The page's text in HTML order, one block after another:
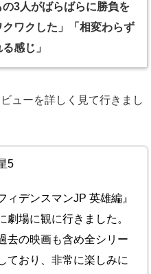
3人がばらばらに勝負を
ワクした」「相変わらず
感じ」
ューを詳しく見て行きまし
5
ィデンスマンJP 英雄編』
劇場に観に行きました。
去の映画も含め全シリー
ており、非常に楽しみに